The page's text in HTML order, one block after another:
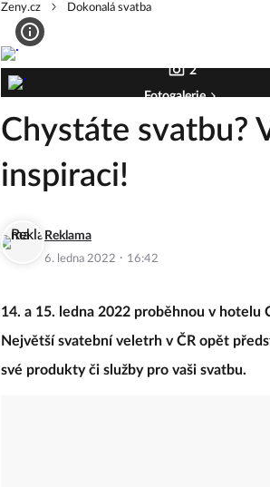
Zeny.cz Dokonalá svatba
2
Fotogalerie
Chystáte svatbu?
inspiraci!
Reklama
6. ledna 2022 · 16:42
14. a 15. ledna 2022 proběhnou v hotelu
Největší svatební veletrh v ČR opět
své produkty či služby pro vaši svatbu.